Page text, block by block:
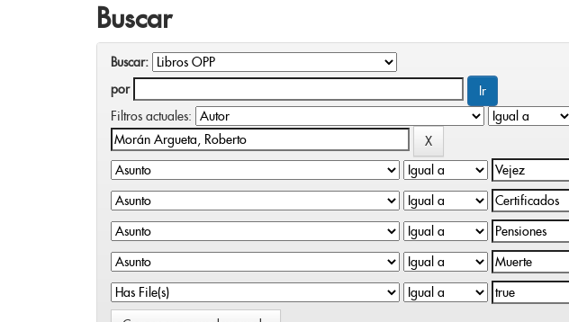
Buscar
Buscar:
por
Filtros actuales: